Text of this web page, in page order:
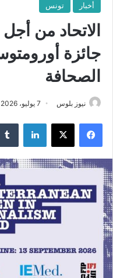
أخبار تونس
الاتحاد من
جائزة
الصحافة
نيوز بلوس 7 يوليو، 2026
فيسبوك X لينكدإن